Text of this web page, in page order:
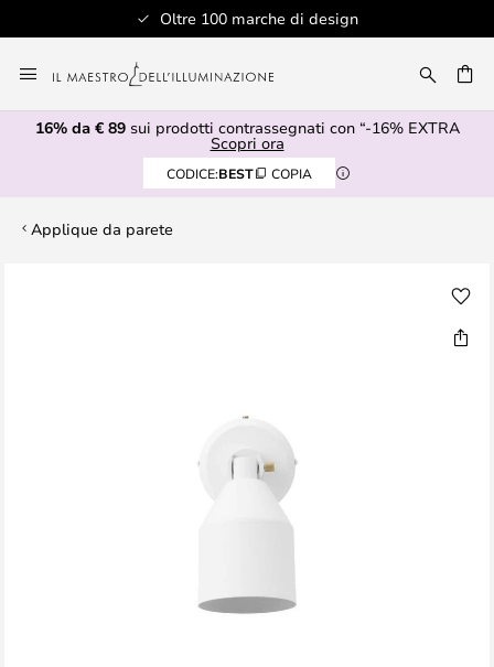
Oltre 100 marche di design
al
contenuto
16% da € 89sui prodotti contrassegnati con “-16% EXTRA
Scopri ora
CODICE:BEST COPIA
Applique da parete